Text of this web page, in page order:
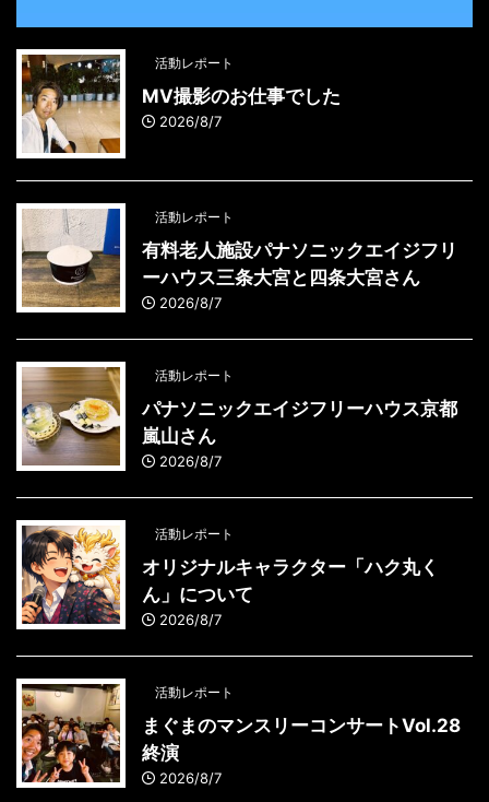
活動レポート
MV撮影のお仕事でした
2026/8/7
活動レポート
有料老人施設パナソニックエイジフリ
ーハウス三条大宮と四条大宮さん
2026/8/7
活動レポート
パナソニックエイジフリーハウス京都
嵐山さん
2026/8/7
活動レポート
オリジナルキャラクター「ハク丸く
ん」について
2026/8/7
活動レポート
まぐまのマンスリーコンサートVol.28
終演
2026/8/7